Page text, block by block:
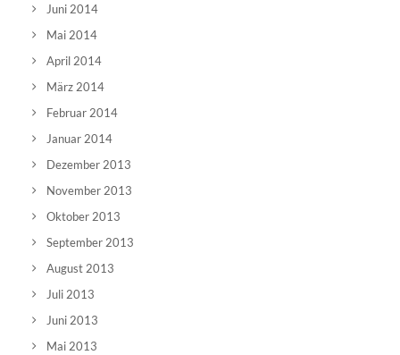
Juni 2014
Mai 2014
April 2014
März 2014
Februar 2014
Januar 2014
Dezember 2013
November 2013
Oktober 2013
September 2013
August 2013
Juli 2013
Juni 2013
Mai 2013